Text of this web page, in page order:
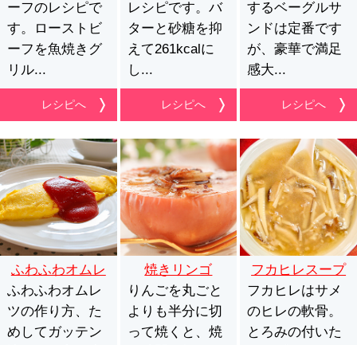
ーフのレシピで
す。ローストビ
ーフを魚焼きグ
リル...
レシピへ
レシピです。バ
ターと砂糖を抑
えて261kcalに
し...
レシピへ
するベーグルサ
ンドは定番です
が、豪華で満足
感大...
レシピへ
ふわふわオムレ
ツ
ふわふわオムレ
ツの作り方、た
めしてガッテン
焼きリンゴ
りんごを丸ごと
よりも半分に切
って焼くと、焼
フカヒレスープ
フカヒレはサメ
のヒレの軟骨。
とろみの付いた